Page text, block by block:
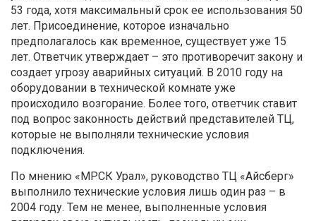
53 года, хотя максимальный срок ее использования 50
лет. Присоединение, которое изначально
предполагалось как временное, существует уже 15
лет. Ответчик утверждает – это противоречит закону и
создает угрозу аварийных ситуаций. В 2010 году на
оборудовании в технической комнате уже
происходило возгорание. Более того, ответчик ставит
под вопрос законность действий представителей ТЦ,
которые не выполняли технические условия
подключения.
По мнению «МРСК Урал», руководство ТЦ «Айсберг»
выполнило технические условия лишь один раз – в
2004 году. Тем не менее, выполненные условия